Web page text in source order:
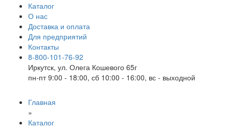
Каталог
О нас
Доставка и оплата
Для предприятий
Контакты
8-800-101-76-92
Иркутск, ул. Олега Кошевого 65г
пн-пт 9:00 - 18:00, сб 10:00 - 16:00, вс - выходной
Главная
»
Каталог